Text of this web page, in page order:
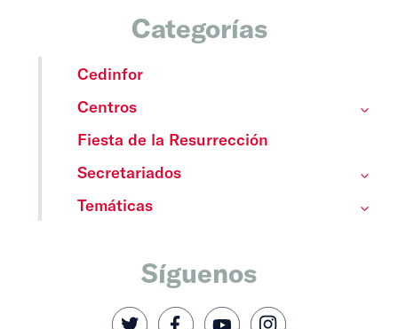
Categorías
Cedinfor
Centros
Fiesta de la Resurrección
Secretariados
Temáticas
Síguenos